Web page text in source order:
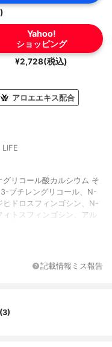
Yahoo!
ショッピング
¥2,728(税込)
アロエエキス配合
グリコール酸カルシウム そ
ブチレングリコール、N-
ヒドロスフィンゴシン、N-
ィトスフィンゴシン、アル
ヒマラヤンラズベリー根エ
イン酸フィトステリル、カ
、キイチゴエキス、グリチ
ン、スターフルーツ葉エキ
ザシエキス、ダイズエキ
記載情報ミス報告